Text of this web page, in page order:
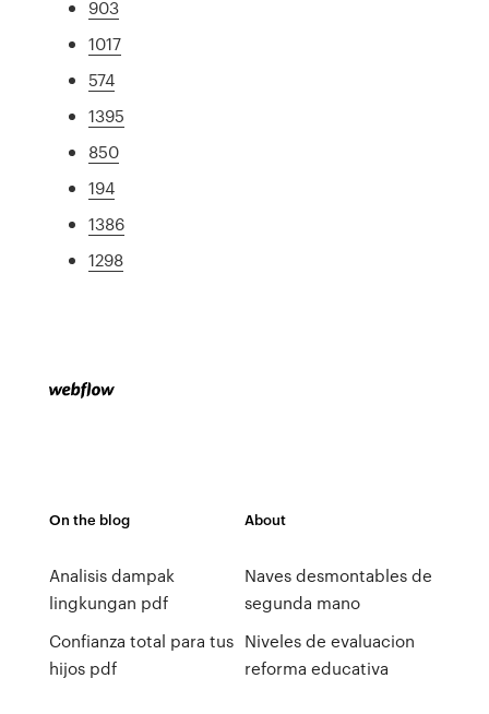
903
1017
574
1395
850
194
1386
1298
On the blog
Analisis dampak
lingkungan pdf
Confianza total para tus
hijos pdf
About
Naves desmontables de
segunda mano
Niveles de evaluacion
reforma educativa